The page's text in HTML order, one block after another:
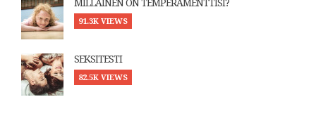
MILLAINEN ON TEMPERAMENTTISI?
91.3K VIEWS
SEKSITESTI
82.5K VIEWS